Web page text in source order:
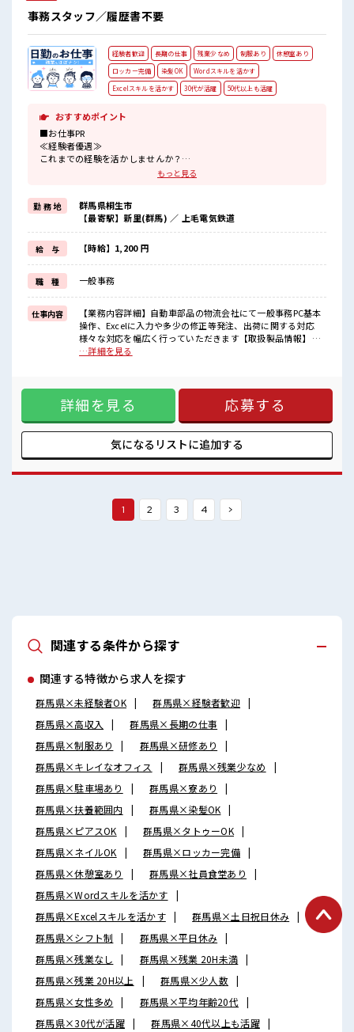
事務スタッフ／履歴書不要
経験者歓迎 長期の仕事 残業少なめ 制服あり
休憩室あり
ロッカー完備
染髪OK
Wordスキルを活かす
Excelスキルを活かす
30代が活躍 50代以上も活躍
おすすめポイント
■お仕事PR
≪経験者優遇≫
これまでの経験を活かしませんか？
≪時間にメリハリを≫
残業はほとんどナシ！
場合によってはお願いすることもあります♪
≪ヘアカラーOKで自由な雰囲気の職場≫
明るすぎたり奇抜でなければ基本的に自由！
(規定有)≪機能的な制服アリ≫
制服があるので、
毎日の服装の悩み解消♪
≪収入アップを目指せる≫
高時給だらけの派遣のお仕事です！
■職場の雰囲気
髪型にこだわりのあるアナタは必見！
ストレス解消☆
ロッカーあり！
安心してお仕事に集中♪
残業はほとんどありません！
もっと見る
勤 務 地
群馬県桐生市
【最寄駅】新里(群馬) ／ 上毛電気鉄道
給 与 【時給】1,200 円
職 種 一般事務
仕事内容
【業務内容詳細】自動車部品の物流会社にて一般事務PC基本
操作、Excelに入力や多少の修正等発注、出荷に関する対応
様々な対応を幅広く行っていただきます【取扱製品情報】 ■
お仕事PR ≪経験者優遇≫ これまでの経験を活かしませんか？
よってはお願いすることもあります♪ ≪ヘアカラーOKで自由
な雰囲気の職場≫ 明るすぎたり奇抜でなければ基本的に自
由！ (規定有)≪機能的な制服アリ≫ 制服があるので、 毎日の
服装の悩み解消♪ ≪収入アップを目指せる≫ 高時給だらけの
派遣のお仕事です！ ■職場の雰囲気 髪型にこだわりのあるア
ナタは必見！ 髪型自由な職場！ 休憩室で楽しくおしゃべり！
はほとんどありません！
…詳細を見る
詳細を見る 応募する
気になるリストに追加する
1 2 3 4 >
関連する条件から探す
関連する特徴から求人を探す
群馬県×未経験者OK
群馬県×経験者歓迎
群馬県×高収入
群馬県×長期の仕事
群馬県×制服あり
群馬県×研修あり
群馬県×キレイなオフィス
群馬県×残業少なめ
群馬県×駐車場あり
群馬県×寮あり
群馬県×扶養範囲内
群馬県×染髪OK
群馬県×ピアスOK
群馬県×タトゥーOK
群馬県×ネイルOK
群馬県×ロッカー完備
群馬県×休憩室あり
群馬県×社員食堂あり
群馬県×Wordスキルを活かす
群馬県×Excelスキルを活かす
群馬県×土日祝日休み
群馬県×シフト制
群馬県×平日休み
群馬県×残業なし
群馬県×残業 20H未満
群馬県×残業 20H以上
群馬県×少人数
群馬県×女性多め
群馬県×平均年齢20代
群馬県×30代が活躍
群馬県×40代以上も活躍